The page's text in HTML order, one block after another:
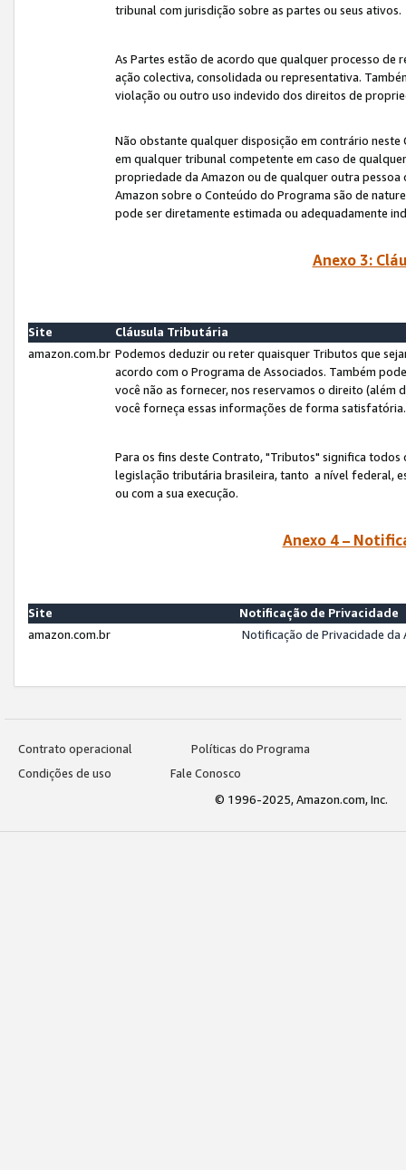
tribunal com jurisdição sobre as partes ou seus ativos.
As Partes estão de acordo que qualquer processo
ação colectiva, consolidada ou representativa.
violação ou outro uso indevido dos direitos de
Não obstante qualquer disposição em contrário
em qualquer tribunal competente em caso de
propriedade da Amazon ou de qualquer outra
Amazon sobre o Conteúdo do Programa são de
pode ser diretamente estimada ou adequadamente
Anexo 3:
Site
Cláusula Tributária
amazon.com.br Podemos deduzir ou reter quaisquer Tributos que
acordo com o Programa de Associados. Também
você não as fornecer, nos reservamos o direito (além
você forneça essas informações de forma
Para os fins deste Contrato, "Tributos" significa
legislação tributária brasileira, tanto a nível federal,
ou com a sua execução.
Anexo 4 –
Site
Notificação de Privacidade
amazon.com.br
Notificação de Privacidade
Contrato operacional
Políticas do Programa
Condições de uso
Fale Conosco
© 1996-2025, Amazon.com, Inc.